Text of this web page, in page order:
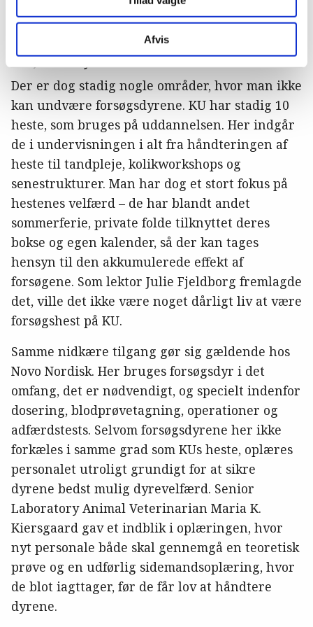
Afvis
fiction, siger kun noget om, hvor langt
teknologien er kommet.
Der, hvor dyr ikke kan undværes
Der er dog stadig nogle områder, hvor man ikke
kan undvære forsøgsdyrene. KU har stadig 10
heste, som bruges på uddannelsen. Her indgår
de i undervisningen i alt fra håndteringen af
heste til tandpleje, kolikworkshops og
senestrukturer. Man har dog et stort fokus på
hestenes velfærd – de har blandt andet
sommerferie, private folde tilknyttet deres
bokse og egen kalender, så der kan tages
hensyn til den akkumulerede effekt af
forsøgene. Som lektor Julie Fjeldborg fremlagde
det, ville det ikke være noget dårligt liv at være
forsøgshest på KU.
Samme nidkære tilgang gør sig gældende hos
Novo Nordisk. Her bruges forsøgsdyr i det
omfang, det er nødvendigt, og specielt indenfor
dosering, blodprøvetagning, operationer og
adfærdstests. Selvom forsøgsdyrene her ikke
forkæles i samme grad som KUs heste, oplæres
personalet utroligt grundigt for at sikre
dyrene bedst mulig dyrevelfærd. Senior
Laboratory Animal Veterinarian Maria K.
Kiersgaard gav et indblik i oplæringen, hvor
nyt personale både skal gennemgå en teoretisk
prøve og en udførlig sidemandsoplæring, hvor
de blot iagttager, før de får lov at håndtere
dyrene.